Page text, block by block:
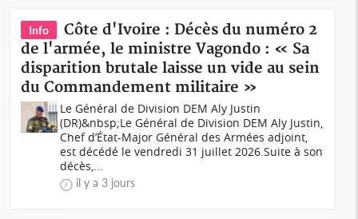
Info
Côte d'Ivoire : Décès du numéro 2
de l'armée, le ministre Vagondo : « Sa
disparition brutale laisse un vide au sein
du Commandement militaire »
Le Général de Division DEM Aly Justin
(DR)&nbsp;Le Général de Division DEM Aly Justin,
Chef d’État-Major Général des Armées adjoint,
est décédé le vendredi 31 juillet 2026.Suite à son
décès,...
il y a 3 jours